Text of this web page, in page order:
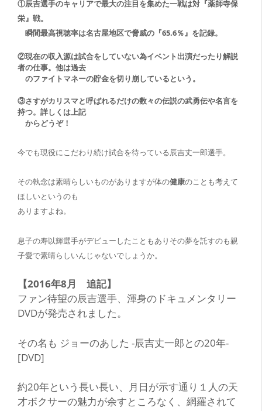
①辰吉選手のキャリアで最大の注目を集めた一戦は対『薬師寺保
栄』戦。
瞬間最高視聴率は名古屋地区で脅威の『65.6％』を記録。
②現在の収入源は試合をしていない為イベント出演だったり解説
者の仕事。他は過去
のファイトマネーの貯金を切り崩しているという。
③さすがカリスマと呼ばれるだけの数々の伝説の武勇伝や名言を
持つ。詳しくは上記
からどうぞ！
今でも現役にこだわり続け試合を待っている辰吉丈一郎選手。
その執念は素晴らしいものがありますが体の健康のことも考えて
ほしいというのも
ありますよね。
息子の寿以輝選手がデビューしたこともありその夢を託すのも親
子愛で素晴らしいんじゃないでしょうか。
【2016年8月 追記】
ファン待望の辰吉選手、渾身のドキュメンタリー
DVDが発売されました。
その名も ジョーのあした -辰吉丈一郎との20年-
[DVD]
約20年という長い長い、月日が示す通り１人の天
才ボクサーの魅力が余すところなく、網羅されて